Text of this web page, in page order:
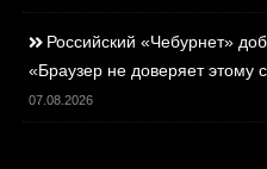
Российский «Чебурнет»
«Браузер не доверяет этому
07.08.2026